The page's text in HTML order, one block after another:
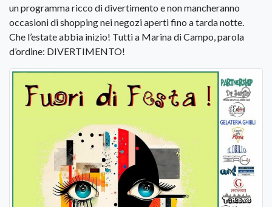
un programma ricco di divertimento e non mancheranno
occasioni di shopping nei negozi aperti fino a tarda notte.
Che l’estate abbia inizio! Tutti a Marina di Campo, parola
d’ordine: DIVERTIMENTO!